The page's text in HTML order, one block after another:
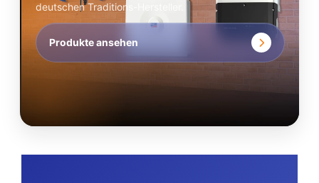
deutschen Traditions-Hersteller.
Produkte ansehen